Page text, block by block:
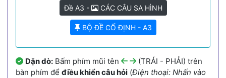
Đề A3 - CÁC CÂU SA HÌNH
BỘ ĐỀ CỐ ĐỊNH - A3
Dặn dò: Bấm phím mũi tên
(TRÁI - PHẢI) trên
bàn phím để điều khiển câu hỏi (Điện thoại: Nhấn vào